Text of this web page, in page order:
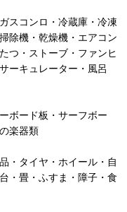
スコンロ・冷蔵庫・冷凍
除機・乾燥機・エアコン
つ・ストーブ・ファンヒ
ーキュレーター・風呂
ボード板・サーフボー
楽器類
・タイヤ・ホイール・自
・畳・ふすま・障子・食